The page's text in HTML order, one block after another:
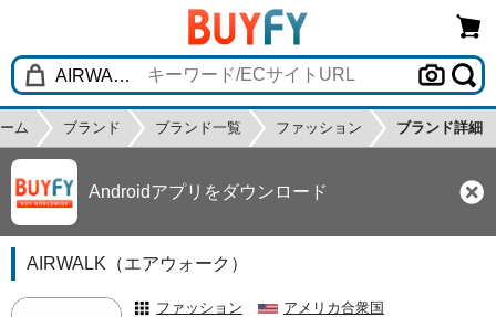
ム ブランド ブランド一覧 ファッション ブランド詳細
Androidアプリをダウンロード
AIRWALK（エアウォーク）
ファッション アメリカ合衆国